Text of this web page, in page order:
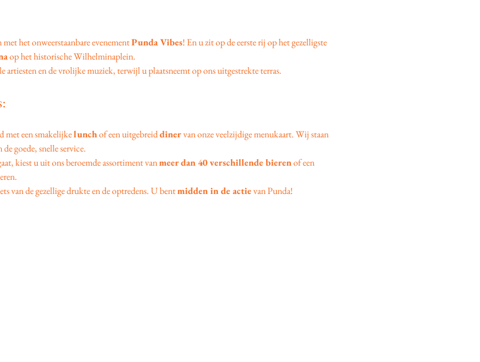
het onweerstaanbare evenement Punda Vibes! En u zit op de eerste rij op het gezelligste
op het historische Wilhelminaplein.
artiesten en de vrolijke muziek, terwijl u plaatsneemt op ons uitgestrekte terras.
met een smakelijke lunch of een uitgebreid diner van onze veelzijdige menukaart. Wij staan
goede, snelle service.
kiest u uit ons beroemde assortiment van meer dan 40 verschillende bieren of een
van de gezellige drukte en de optredens. U bent midden in de actie van Punda!